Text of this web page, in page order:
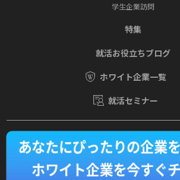
学⽣企業訪問
特集
就活お役⽴ちブログ
ホワイト企業一覧
就活セミナー
運営会社
Copyright © SOVIA Co., Ltd.